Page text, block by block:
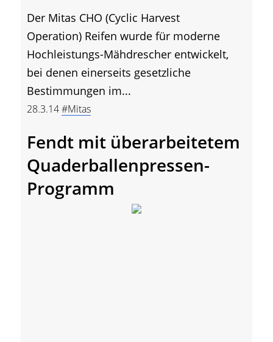
Der Mitas CHO (Cyclic Harvest
Operation) Reifen wurde für moderne
Hochleistungs-Mähdrescher entwickelt,
bei denen einerseits gesetzliche
Bestimmungen im...
28.3.14#Mitas
Fendt mit überarbeitetem
Quaderballenpressen-
Programm